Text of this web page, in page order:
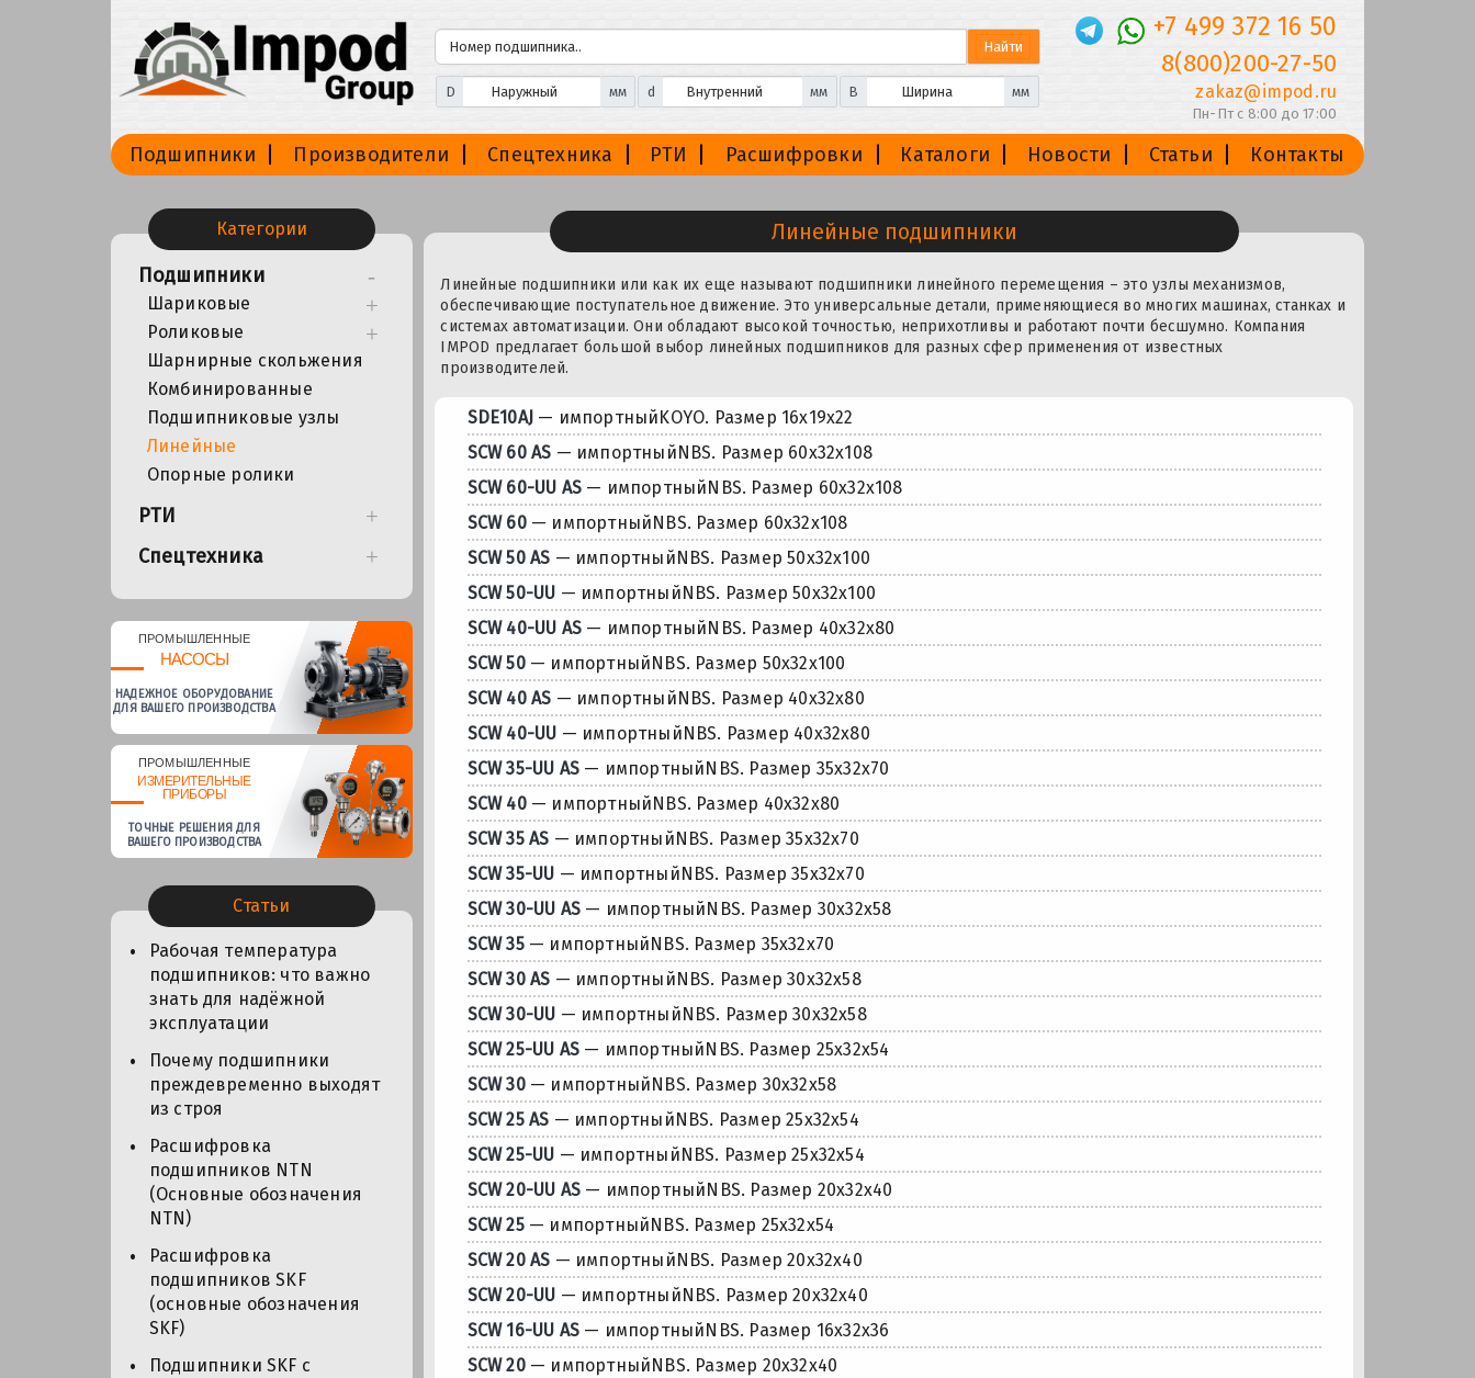
D мм d мм B мм
+7 499 372 16 50
8(800)200-27-50
zakaz@impod.ru
Пн-Пт с 8:00 до 17:00
Подшипники Производители Спецтехника РТИ Расшифровки Каталоги Новости Статьи Контакты
Категории
Подшипники
Шариковые
Роликовые
Шарнирные скольжения
Комбинированные
Подшипниковые узлы
Линейные
Опорные ролики
РТИ
Спецтехника
ПРОМЫШЛЕННЫЕ
НАСОСЫ
НАДЕЖНОЕ ОБОРУДОВАНИЕ
ДЛЯ ВАШЕГО ПРОИЗВОДСТВА
ПРОМЫШЛЕННЫЕ
ИЗМЕРИТЕЛЬНЫЕ
ПРИБОРЫ
ТОЧНЫЕ РЕШЕНИЯ ДЛЯ
ВАШЕГО ПРОИЗВОДСТВА
Статьи
Рабочая температура
подшипников: что важно
знать для надёжной
эксплуатации
Почему подшипники
преждевременно выходят
из строя
Расшифровка
подшипников NTN
(Основные обозначения
NTN)
Расшифровка
подшипников SKF
(основные обозначения
SKF)
Подшипники SKF с
Линейные подшипники
Линейные подшипники или как их еще называют подшипники линейного перемещения – это узлы механизмов,
обеспечивающие поступательное движение. Это универсальные детали, применяющиеся во многих машинах, станках и
системах автоматизации. Они обладают высокой точностью, неприхотливы и работают почти бесшумно. Компания
IMPOD предлагает большой выбор линейных подшипников для разных сфер применения от известных
производителей.
SDE10AJ — импортныйKOYO. Размер 16x19x22
SCW 60 AS — импортныйNBS. Размер 60x32x108
SCW 60-UU AS — импортныйNBS. Размер 60x32x108
SCW 60 — импортныйNBS. Размер 60x32x108
SCW 50 AS — импортныйNBS. Размер 50x32x100
SCW 50-UU — импортныйNBS. Размер 50x32x100
SCW 40-UU AS — импортныйNBS. Размер 40x32x80
SCW 50 — импортныйNBS. Размер 50x32x100
SCW 40 AS — импортныйNBS. Размер 40x32x80
SCW 40-UU — импортныйNBS. Размер 40x32x80
SCW 35-UU AS — импортныйNBS. Размер 35x32x70
SCW 40 — импортныйNBS. Размер 40x32x80
SCW 35 AS — импортныйNBS. Размер 35x32x70
SCW 35-UU — импортныйNBS. Размер 35x32x70
SCW 30-UU AS — импортныйNBS. Размер 30x32x58
SCW 35 — импортныйNBS. Размер 35x32x70
SCW 30 AS — импортныйNBS. Размер 30x32x58
SCW 30-UU — импортныйNBS. Размер 30x32x58
SCW 25-UU AS — импортныйNBS. Размер 25x32x54
SCW 30 — импортныйNBS. Размер 30x32x58
SCW 25 AS — импортныйNBS. Размер 25x32x54
SCW 25-UU — импортныйNBS. Размер 25x32x54
SCW 20-UU AS — импортныйNBS. Размер 20x32x40
SCW 25 — импортныйNBS. Размер 25x32x54
SCW 20 AS — импортныйNBS. Размер 20x32x40
SCW 20-UU — импортныйNBS. Размер 20x32x40
SCW 16-UU AS — импортныйNBS. Размер 16x32x36
SCW 20 — импортныйNBS. Размер 20x32x40